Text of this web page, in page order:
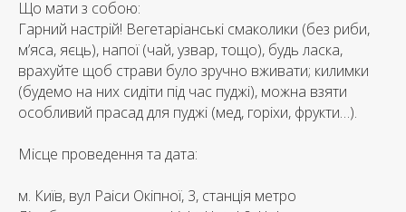
Що мати з собою:
Гарний настрій! Вегетаріанські смаколики (без риби,
м’яса, яєць), напої (чай, узвар, тощо), будь ласка,
врахуйте щоб страви було зручно вживати; килимки
(будемо на них сидіти під час пуджі), можна взяти
особливий прасад для пуджі (мед, горіхи, фрукти…).
Місце проведення та дата:
м. Київ, вул Раіси Окіпної, 3, станція метро